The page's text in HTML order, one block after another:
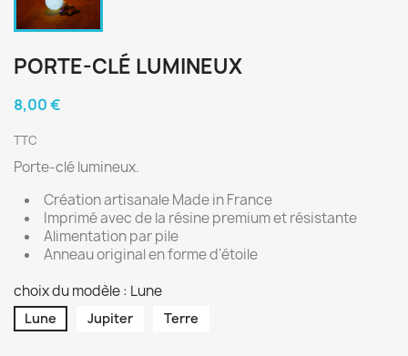
PORTE-CLÉ LUMINEUX
8,00 €
TTC
Porte-clé lumineux.
Création artisanale Made in France
Imprimé avec de la résine premium et résistante
Alimentation par pile
Anneau original en forme d'étoile
choix du modèle : Lune
Lune Jupiter Terre